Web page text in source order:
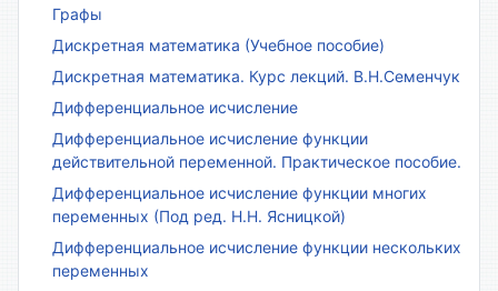
Графы
Дискретная математика (Учебное пособие)
Дискретная математика. Курс лекций. В.Н.Семенчук
Дифференциальное исчисление
Дифференциальное исчисление функции
действительной переменной. Практическое пособие.
Дифференциальное исчисление функции многих
переменных (Под ред. Н.Н. Ясницкой)
Дифференциальное исчисление функции нескольких
переменных